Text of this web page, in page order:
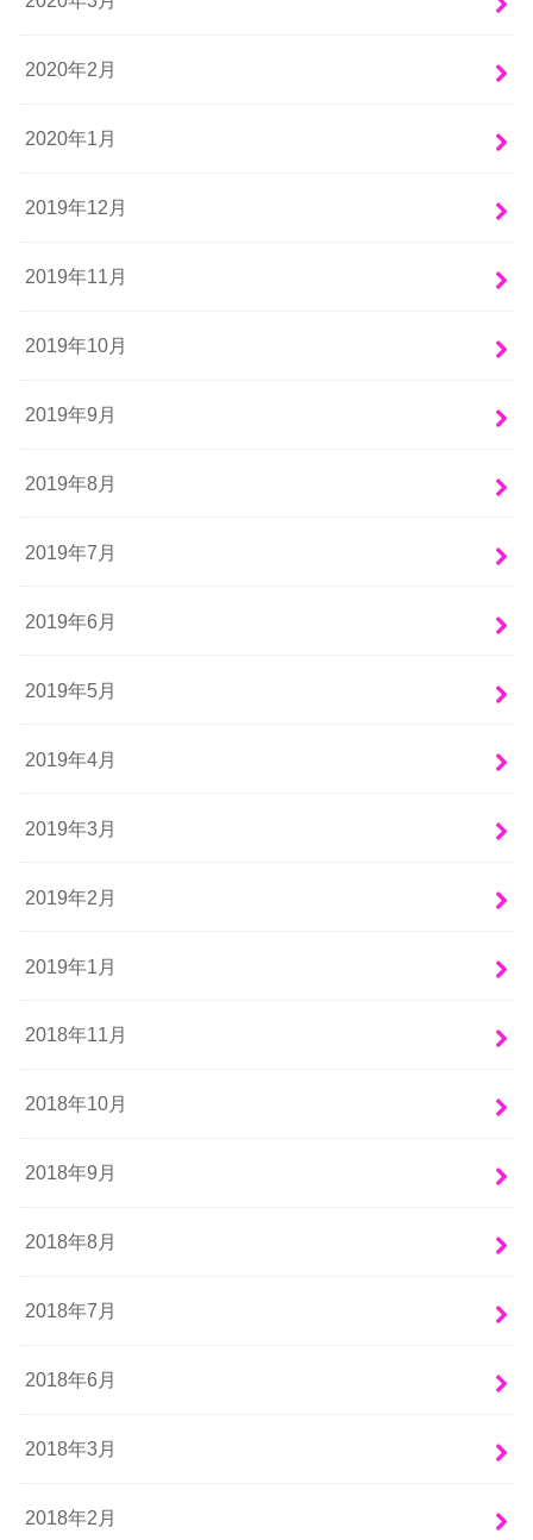
2020年2月
2020年1月
2019年12月
2019年11月
2019年10月
2019年9月
2019年8月
2019年7月
2019年6月
2019年5月
2019年4月
2019年3月
2019年2月
2019年1月
2018年11月
2018年10月
2018年9月
2018年8月
2018年7月
2018年6月
2018年3月
2018年2月